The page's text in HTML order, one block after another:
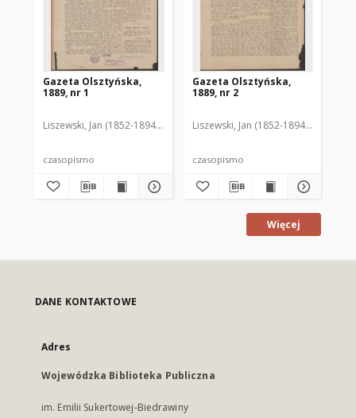
Gazeta Olsztyńska,
1889, nr 1
Liszewski, Jan (1852-1894). Red.
czasopismo
Gazeta Olsztyńska,
1889, nr 2
Liszewski, Jan (1852-1894). Red.
czasopismo
Więcej
DANE KONTAKTOWE
Adres
Wojewódzka Biblioteka Publiczna
im. Emilii Sukertowej-Biedrawiny